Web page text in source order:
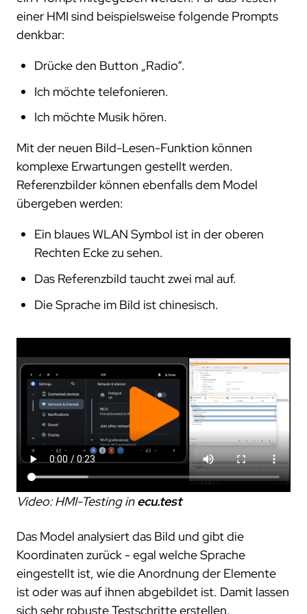
einer HMI sind beispielsweise folgende Prompts
denkbar:
Drücke den Button „Radio“.
Ich möchte telefonieren.
Ich möchte Musik hören.
Mit der neuen Bild-Lesen-Funktion können
komplexe Erwartungen gestellt werden.
Referenzbilder können ebenfalls dem Model
übergeben werden:
Ein blaues WLAN Symbol ist in der oberen
Rechten Ecke zu sehen.
Das Referenzbild taucht zwei mal auf.
Die Sprache im Bild ist chinesisch.
Video: HMI-Testing inecu.test
Das Model analysiert das Bild und gibt die
Koordinaten zurück - egal welche Sprache
eingestellt ist, wie die Anordnung der Elemente
ist oder was auf ihnen abgebildet ist. Damit lassen
sich sehr robuste Testschritte erstellen.